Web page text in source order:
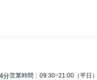
分営業時間：09:30~21:00（平日）